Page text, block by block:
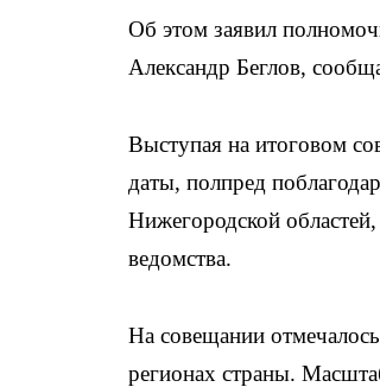
Об этом заявил
Александр Беглов,
Выступая на итоговом
даты, полпред
Нижегородской
ведомства.
На совещании
регионах страны.